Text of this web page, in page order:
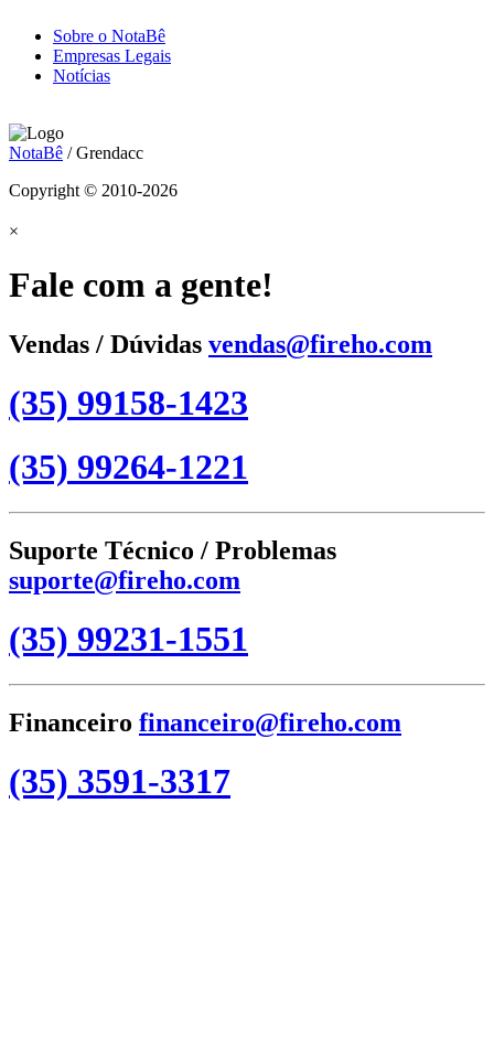
Sobre o NotaBê
Empresas Legais
Notícias
NotaBê / Grendacc
Copyright © 2010-2026
×
Fale com a gente!
Vendas / Dúvidas vendas@fireho.com
(35) 99158-1423
(35) 99264-1221
Suporte Técnico / Problemas
suporte@fireho.com
(35) 99231-1551
Financeiro financeiro@fireho.com
(35) 3591-3317